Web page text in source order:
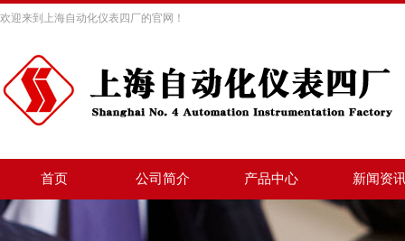
欢迎来到上海自动化仪表四厂的官网！
首页 公司简介 产品中心 新闻资